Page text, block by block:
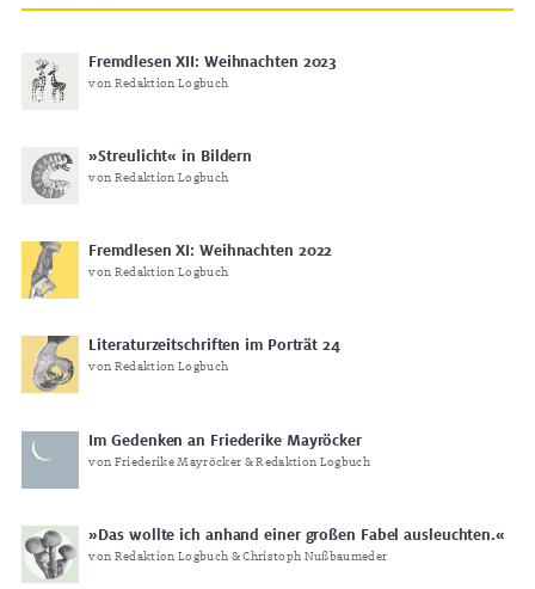
Fremdlesen XII: Weihnachten 2023
von Redaktion Logbuch
»Streulicht« in Bildern
von Redaktion Logbuch
Fremdlesen XI: Weihnachten 2022
von Redaktion Logbuch
Literaturzeitschriften im Porträt 24
von Redaktion Logbuch
Im Gedenken an Friederike Mayröcker
von Friederike Mayröcker & Redaktion Logbuch
»Das wollte ich anhand einer großen Fabel ausleuchten.«
von Redaktion Logbuch & Christoph Nußbaumeder